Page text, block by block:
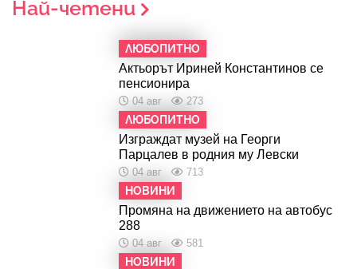
Най-четени
ЛЮБОПИТНО
Актьорът Ириней Константинов се
пенсионира
04 авг 273
ЛЮБОПИТНО
Изграждат музей на Георги
Парцалев в родния му Левски
04 авг 713
НОВИНИ
Промяна на движението на автобус
288
04 авг 581
НОВИНИ